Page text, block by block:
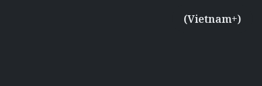
(Vietnam+)